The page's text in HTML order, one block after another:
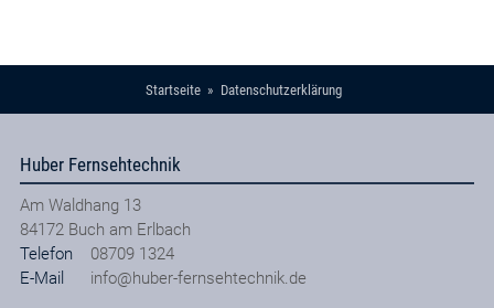
Startseite Datenschutzerklärung
Huber Fernsehtechnik
Am Waldhang 13
84172 Buch am Erlbach
Telefon
08709 1324
E-Mail
info@huber-fernsehtechnik.de